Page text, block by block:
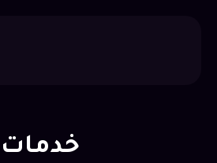
خدمات